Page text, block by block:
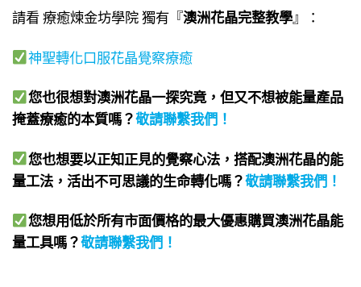
請看 療癒煉金坊學院 獨有『澳洲花晶完整教學』：
神聖轉化口服花晶覺察療癒
您也很想對澳洲花晶一探究竟，但又不想被能量產品
掩蓋療癒的本質嗎？敬請聯繫我們 ！
您也想要以正知正見的覺察心法，搭配澳洲花晶的能
量工法，活出不可思議的生命轉化嗎？敬請聯繫我們 ！
您想用低於所有市面價格的最大優惠購買澳洲花晶能
量工具嗎？敬請聯繫我們 ！